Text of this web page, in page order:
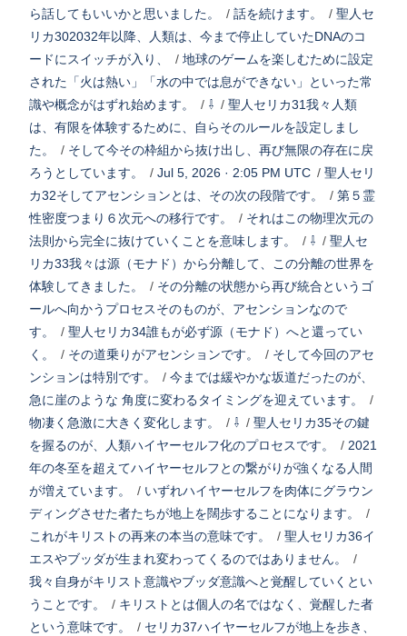
ら話してもいいかと思いました。
/ 話を続けます。 / 聖人セ
リカ302032年以降、人類は、今まで停止していたDNAのコ
ードにスイッチが入り、
/ 地球のゲームを楽しむために設定
された「火は熱い」「水の中では息ができない」といった常
識や概念がはずれ始めます。
/ ⇩ / 聖人セリカ31我々人類
は、有限を体験するために、自らそのルールを設定しまし
た。
/ そして今その枠組から抜け出し、再び無限の存在に戻
ろうとしています。
/ Jul 5, 2026 · 2:05 PM UTC / 聖人セリ
カ32そしてアセンションとは、その次の段階です。
/ 第５霊
性密度つまり６次元への移行です。
/ それはこの物理次元の
法則から完全に抜けていくことを意味します。
/ ⇩ / 聖人セ
リカ33我々は源（モナド）から分離して、この分離の世界を
体験してきました。
/ その分離の状態から再び統合というゴ
ールへ向かうプロセスそのものが、アセンションなので
す。
/ 聖人セリカ34誰もが必ず源（モナド）へと還ってい
く。
/ その道乗りがアセンションです。 / そして今回のアセ
ンションは特別です。
/ 今までは緩やかな坂道だったのが、
急に崖のような 角度に変わるタイミングを迎えています。
/
物凄く急激に大きく変化します。
/ ⇩ / 聖人セリカ35その鍵
を握るのが、人類ハイヤーセルフ化のプロセスです。
/ 2021
年の冬至を超えてハイヤーセルフとの繋がりが強くなる人間
が増えています。
/ いずれハイヤーセルフを肉体にグラウン
ディングさせた者たちが地上を闊歩することになります。
/
これがキリストの再来の本当の意味です。
/ 聖人セリカ36イ
エスやブッダが生まれ変わってくるのではありません。
/
我々自身がキリスト意識やブッダ意識へと覚醒していくとい
うことです。
/ キリストとは個人の名ではなく、覚醒した者
という意味です。
/ セリカ37ハイヤーセルフが地上を歩き、